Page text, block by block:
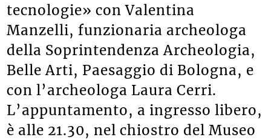
tecnologie» con Valentina
Manzelli, funzionaria archeologa
della Soprintendenza Archeologia,
Belle Arti, Paesaggio di Bologna, e
con l’archeologa Laura Cerri.
L’appuntamento, a ingresso libero,
è alle 21.30, nel chiostro del Museo